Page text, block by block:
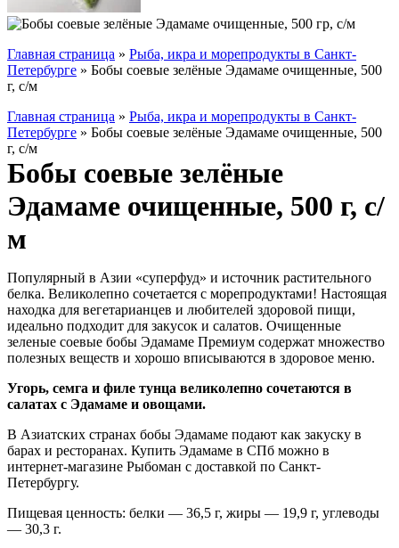
Главная страница » Рыба, икра и морепродукты в Санкт-
Петербурге » Бобы соевые зелёные Эдамаме очищенные, 500
г, с/м
Главная страница » Рыба, икра и морепродукты в Санкт-
Петербурге » Бобы соевые зелёные Эдамаме очищенные, 500
г, с/м
Бобы соевые зелёные
Эдамаме очищенные, 500 г, с/
м
Популярный в Азии «суперфуд» и источник растительного
белка. Великолепно сочетается с морепродуктами! Настоящая
находка для вегетарианцев и любителей здоровой пищи,
идеально подходит для закусок и салатов. Очищенные
зеленые соевые бобы Эдамаме Премиум содержат множество
полезных веществ и хорошо вписываются в здоровое меню.
Угорь, семга и филе тунца великолепно сочетаются в
салатах с Эдамаме и овощами.
В Азиатских странах бобы Эдамаме подают как закуску в
барах и ресторанах. Купить Эдамаме в СПб можно в
интернет-магазине Рыбоман с доставкой по Санкт-
Петербургу.
Пищевая ценность: белки — 36,5 г, жиры — 19,9 г, углеводы
— 30,3 г.